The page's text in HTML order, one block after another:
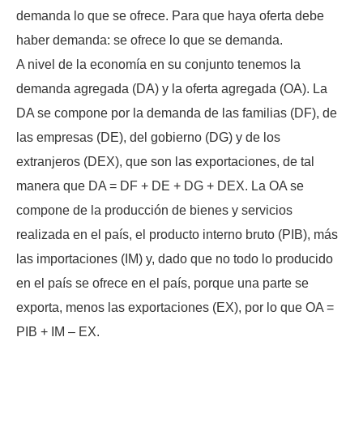
demanda lo que se ofrece. Para que haya oferta debe
haber demanda: se ofrece lo que se demanda.
A nivel de la economía en su conjunto tenemos la
demanda agregada (DA) y la oferta agregada (OA). La
DA se compone por la demanda de las familias (DF), de
las empresas (DE), del gobierno (DG) y de los
extranjeros (DEX), que son las exportaciones, de tal
manera que DA = DF + DE + DG + DEX. La OA se
compone de la producción de bienes y servicios
realizada en el país, el producto interno bruto (PIB), más
las importaciones (IM) y, dado que no todo lo producido
en el país se ofrece en el país, porque una parte se
exporta, menos las exportaciones (EX), por lo que OA =
PIB + IM – EX.